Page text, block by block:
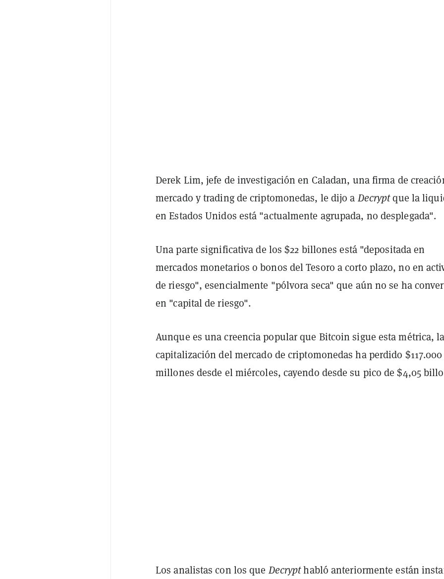
Derek Lim, jefe de investigación en Caladan, una firma de
mercado y trading de criptomonedas, le dijo aDecryptque la
en Estados Unidos está "actualmente agrupada, no desplegada".
Una parte significativa de los $22 billones está "depositada en
mercados monetarios o bonos del Tesoro a corto plazo, no en
de riesgo", esencialmente "pólvora seca" que aún no se ha
en "capital de riesgo".
Aunque es una creencia popular que Bitcoin sigue esta métrica, la
capitalización del mercado de criptomonedas ha perdido $117.000
millones desde el miércoles, cayendo desde su pico de $4,05
Los analistas con los queDecrypthabló anteriormente están